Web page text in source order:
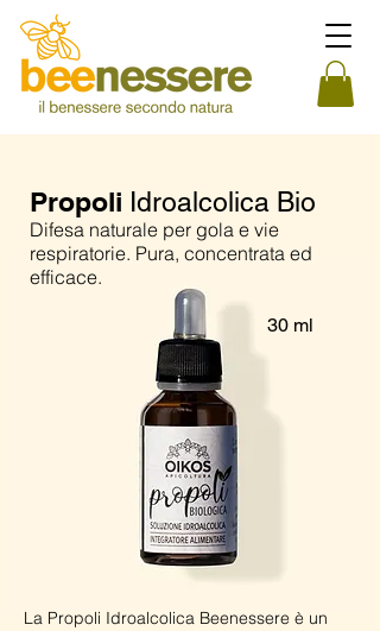
Propoli Idroalcolica Bio
Difesa naturale per gola e vie
respiratorie. Pura, concentrata ed
efficace.
La Propoli Idroalcolica Beenessere è un
30 ml